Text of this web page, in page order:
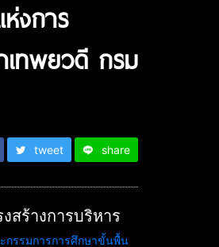
งการ
เทพยวดี กรม
tweet share
สร้างการบริหาร
กรรมการการศึกษาขั้นพื้น